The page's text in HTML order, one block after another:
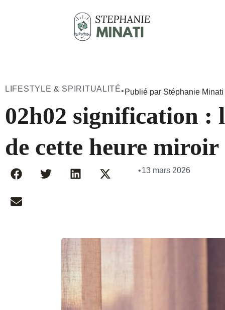
LIFESTYLE & SPIRITUALITÉ• Publié par Stéphanie Minati
02h02 signification :
de cette heure miroir
•13 mars 2026